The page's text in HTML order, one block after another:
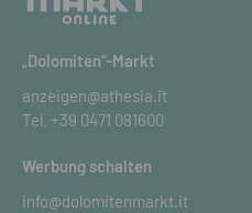
„Dolomiten“-Markt
anzeigen@athesia.it
Tel. +39 0471 081600
Werbung schalten
info@dolomitenmarkt.it